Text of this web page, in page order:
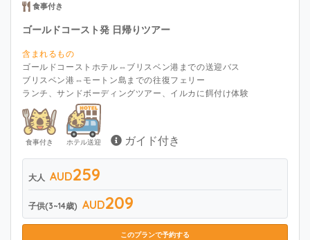
食事付き
ゴールドコースト発 日帰りツアー
含まれるもの
ゴールドコーストホテル⇔ブリスベン港までの送迎バス
ブリスベン港⇔モートン島までの往復フェリー
ランチ、サンドボーディングツアー、イルカに餌付け体験
食事付き ホテル送迎 ガイド付き
大人 AUD259
子供(3~14歳) AUD209
このプランで予約する